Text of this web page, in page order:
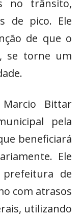
no trânsito,
de pico. Ele
de que o
se torne um
Bittar
pela
beneficiará
Ele
prefeitura de
com atrasos
utilizando